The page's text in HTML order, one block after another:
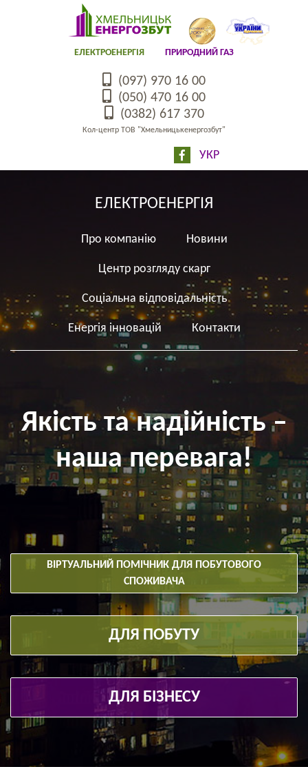
ЕЛЕКТРОЕНЕРГІЯ ПРИРОДНИЙ ГАЗ
(097) 970 16 00
(050) 470 16 00
(0382) 617 370
Кол-центр ТОВ "Хмельницькенергозбут"
УКР
ЕЛЕКТРОЕНЕРГІЯ
Про компанію Новини
Центр розгляду скарг
Соціальна відповідальність
Енергія інновацій Контакти
Якість та надійність –
наша перевага!
ВІРТУАЛЬНИЙ ПОМІЧНИК ДЛЯ ПОБУТОВОГО
СПОЖИВАЧА
ДЛЯ ПОБУТУ
ДЛЯ БІЗНЕСУ